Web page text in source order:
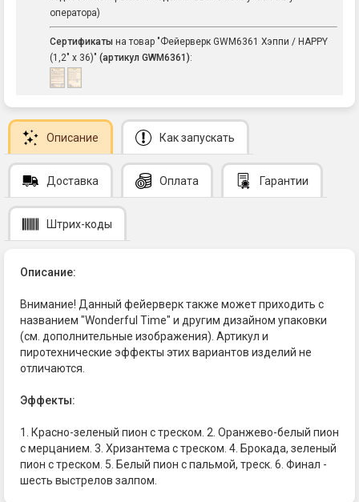
оператора)
Сертификаты на товар "Фейерверк GWM6361 Хэппи / HAPPY
(1,2" х 36)" (артикул GWM6361):
Описание Как запускать
Доставка Оплата Гарантии
Штрих-коды
Описание:
Внимание! Данный фейерверк также может приходить с
названием "Wonderful Time" и другим дизайном упаковки
(см. дополнительные изображения). Артикул и
пиротехнические эффекты этих вариантов изделий не
отличаются.
Эффекты:
1. Красно-зеленый пион с треском. 2. Оранжево-белый пион
с мерцанием. 3. Хризантема с треском. 4. Брокада, зеленый
пион с треском. 5. Белый пион с пальмой, треск. 6. Финал -
шесть выстрелов залпом.